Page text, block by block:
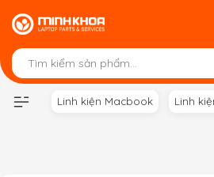
Skip
to
content
Linh kiện Macbook Linh